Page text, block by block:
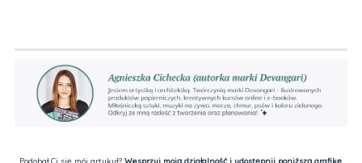
Podobał Ci się mój artykuł?Wesprzyj moją działalność i udostępnij poniższą grafikę